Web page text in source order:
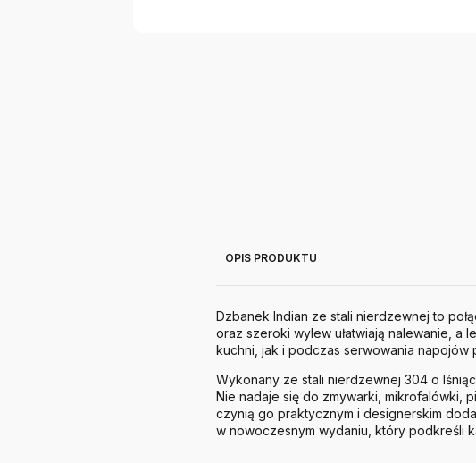
OPIS PRODUKTU
Dzbanek Indian ze stali nierdzewnej to
oraz szeroki wylew ułatwiają nalewanie, a
kuchni, jak i podczas serwowania napojów
Wykonany ze stali nierdzewnej 304 o
Nie nadaje się do zmywarki, mikrofalówki,
czynią go praktycznym i designerskim
w nowoczesnym wydaniu, który podkreśli